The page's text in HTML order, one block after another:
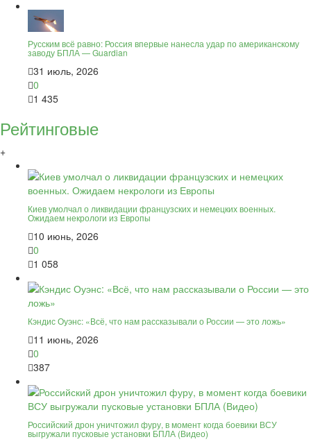
Русским всё равно: Россия впервые нанесла удар по американскому
заводу БПЛА — Guardian
31 июль, 2026
0
1 435
Рейтинговые
+
Киев умолчал о ликвидации французских и немецких военных.
Ожидаем некрологи из Европы
10 июнь, 2026
0
1 058
Кэндис Оуэнс: «Всё, что нам рассказывали о России — это ложь»
11 июнь, 2026
0
387
Российский дрон уничтожил фуру, в момент когда боевики ВСУ
выгружали пусковые установки БПЛА (Видео)